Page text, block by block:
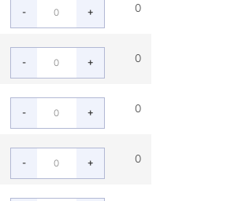
- + 0
- + 0
- + 0
- + 0